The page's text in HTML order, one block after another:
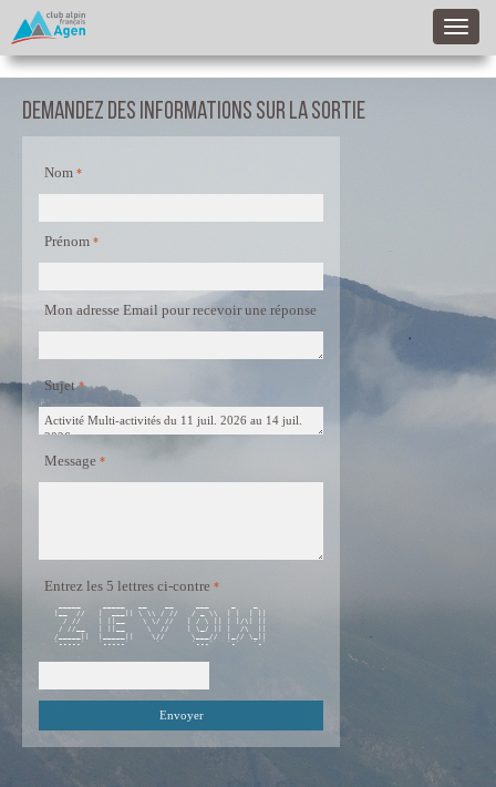
Demandez des informations sur la sortie
Nom
Prénom
Mon adresse Email pour recevoir une réponse
Sujet
Message
Entrez les 5 lettres ci-contre
|__  //   |  ___|| \ \\ / //   / _ \\  | |  | ||
   / //    | ||__    \ \/ //   | / \ || | |/\| ||
  / //__   | ||__     \  //    | \_/ || |  /\  ||
/_____||  |_____||    \//      \___//  |_// \_||
`-----`   `-----`      `       `---`   `-`   `-`